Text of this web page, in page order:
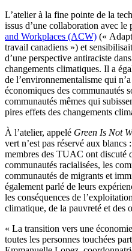
L’atelier à la fine pointe de la
issus d’une collaboration avec le
and Workplaces (ACW) («
travail canadiens ») et
d’une perspective antiraciste
changements climatiques. Il a
de l’environnementalisme qui
économiques des communautés
communautés mêmes qui
pires effets des changements
À l’atelier, appelé Green Is Not
vert n’est pas réservé aux
membres des TUAC ont discuté
communautés racialisées, les
communautés de migrants et
également parlé de leurs
les conséquences de
climatique, de la pauvreté et des
« La transition vers une
toutes les personnes touchées